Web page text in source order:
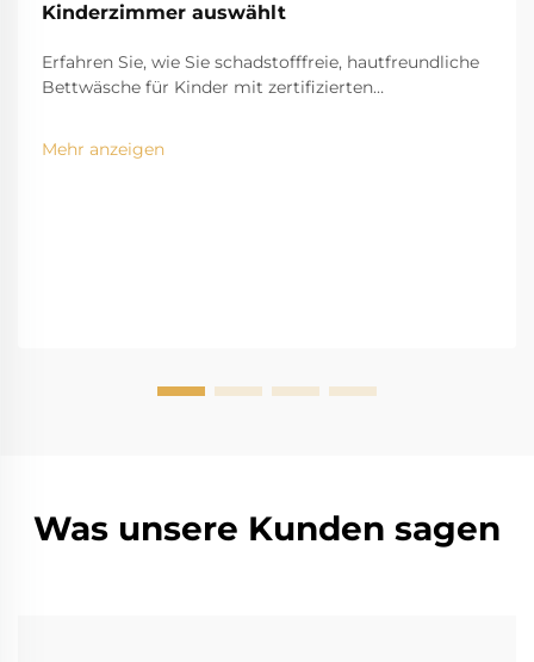
Kinderzimmer auswählt
Erfahren Sie, wie Sie schadstofffreie, hautfreundliche
Bettwäsche für Kinder mit zertifizierten
Tragekomfort und waschbaren Designs auswählen.
Schützen Sie die Schlafgesundheit Ihres Kindes –
Mehr anzeigen
Was unsere Kunden sagen